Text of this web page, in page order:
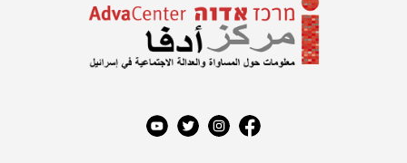
مركز أدفا
الاجتماعية في إسرائيل